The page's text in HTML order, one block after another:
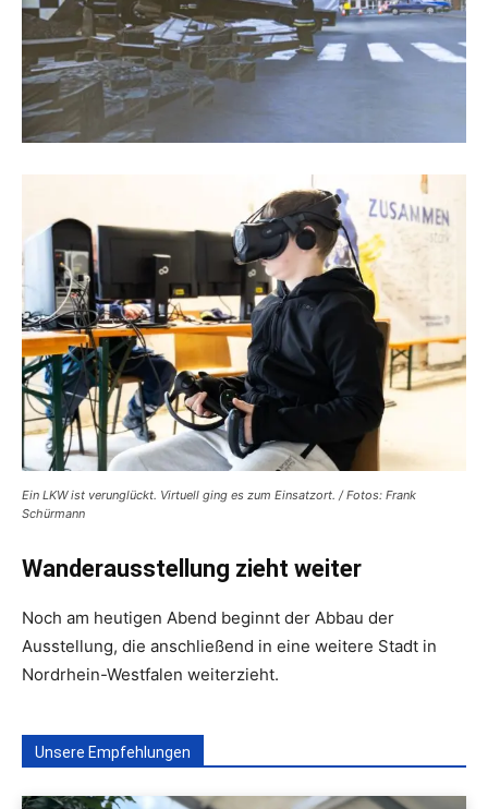
Ein LKW ist verunglückt. Virtuell ging es zum Einsatzort. / Fotos: Frank
Schürmann
Wanderausstellung zieht weiter
Noch am heutigen Abend beginnt der Abbau der
Ausstellung, die anschließend in eine weitere Stadt in
Nordrhein-Westfalen weiterzieht.
Unsere Empfehlungen